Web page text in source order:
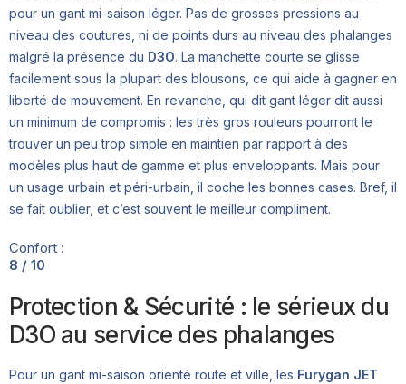
pour un gant mi-saison léger. Pas de grosses pressions au
niveau des coutures, ni de points durs au niveau des phalanges
malgré la présence du D3O. La manchette courte se glisse
facilement sous la plupart des blousons, ce qui aide à gagner en
liberté de mouvement. En revanche, qui dit gant léger dit aussi
un minimum de compromis : les très gros rouleurs pourront le
trouver un peu trop simple en maintien par rapport à des
modèles plus haut de gamme et plus enveloppants. Mais pour
un usage urbain et péri-urbain, il coche les bonnes cases. Bref, il
se fait oublier, et c’est souvent le meilleur compliment.
Confort :
8 / 10
Protection & Sécurité : le sérieux du
D3O au service des phalanges
Pour un gant mi-saison orienté route et ville, les Furygan JET